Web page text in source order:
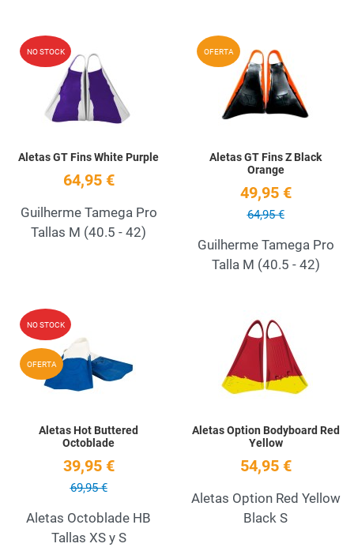
NO STOCK Add to Wishlist
Aletas GT Fins White Purple
64,95 €
Guilherme Tamega Pro
Tallas M (40.5 - 42)
OFERTA
Aletas GT Fins Z Black
Orange
49,95 €
64,95 €
Guilherme Tamega Pro
Talla M (40.5 - 42)
NO STOCK
OFERTA
Add to Wishlist
Aletas Hot Buttered
Octoblade
39,95 €
69,95 €
Aletas Octoblade HB
Tallas XS y S
Aletas Option Bodyboard Red
Yellow
54,95 €
Aletas Option Red Yellow
Black S